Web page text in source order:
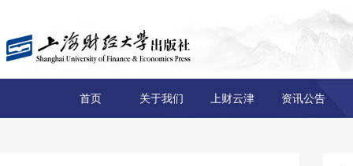
首页 关于我们 上财云津 资讯公告